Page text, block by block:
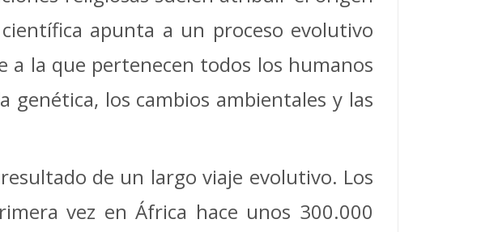
apunta a un proceso evolutivo
a la que pertenecen todos los humanos
los cambios ambientales y las
de un largo viaje evolutivo. Los
vez en África hace unos 300.000